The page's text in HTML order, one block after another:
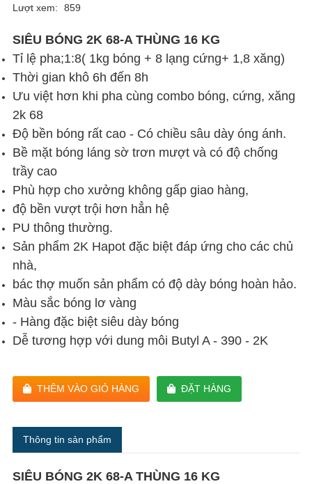
Lượt xem: 859
SIÊU BÓNG 2K 68-A THÙNG 16 KG
Tỉ lệ pha;1:8( 1kg bóng + 8 lạng cứng+ 1,8 xăng)
Thời gian khô 6h đến 8h
Ưu việt hơn khi pha cùng combo bóng, cứng, xăng
2k 68
Độ bền bóng rất cao - Có chiều sâu dày óng ánh.
Bề mặt bóng láng sờ trơn mượt và có độ chống
trầy cao
Phù hợp cho xưởng không gấp giao hàng,
độ bền vượt trội hơn hẳn hệ
PU thông thường.
Sản phẩm 2K Hapot đặc biệt đáp ứng cho các chủ
nhà,
bác thợ muốn sản phẩm có độ dày bóng hoàn hảo.
Màu sắc bóng lơ vàng
- Hàng đặc biệt siêu dày bóng
Dễ tương hợp với dung môi Butyl A - 390 - 2K
THÊM VÀO GIỎ HÀNG ĐẶT HÀNG
Thông tin sản phẩm
SIÊU BÓNG 2K 68-A THÙNG 16 KG